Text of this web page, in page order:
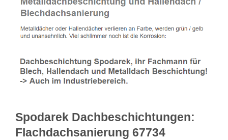
Spodarek Dachbeschichtungen:
Flachdachsanierung 67734